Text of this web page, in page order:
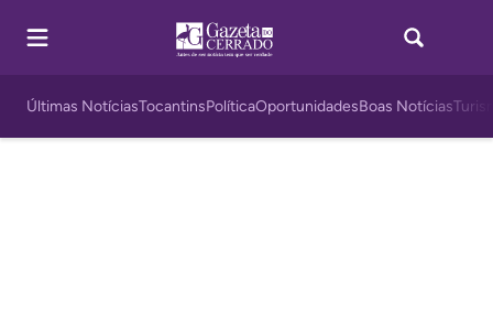
Últimas NotíciasTocantinsPolíticaOportunidadesBoas Notícias